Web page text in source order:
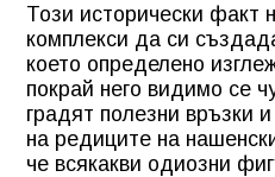
Този исторически факт
комплекси да си
което определено
покрай него видимо се
градят полезни връзки
на редиците на
че всякакви одиозни